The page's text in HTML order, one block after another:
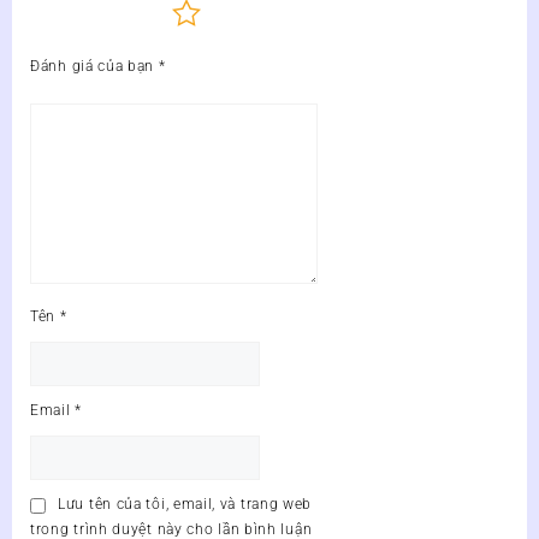
Đánh giá của bạn *
Tên *
Email*
Lưu tên của tôi, email, và trang web
trong trình duyệt này cho lần bình luận